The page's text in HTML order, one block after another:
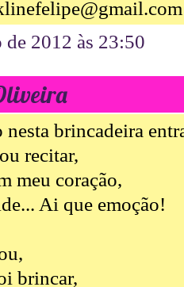
de 2012 às 23:50
nesta brincadeira
recitar,
meu coração,
Ai que emoção!
brincar,